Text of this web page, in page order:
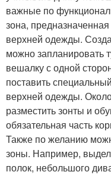
важные по
зона,
верхней одежды.
можно запланировать
вешалку с одной
поставить
верхней одежды.
разместить зонты и
обязательная часть
Также по желанию
зоны. Например,
полок, небольшого